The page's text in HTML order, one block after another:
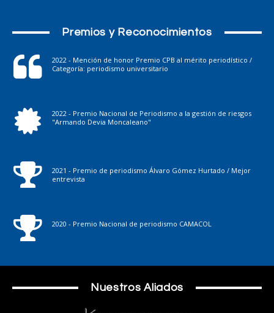
Premios y Reconocimientos
2022 - Mención de honor Premio CPB al mérito periodístico /
Categoría: periodismo universitario
2022 - Premio Nacional de Periodismo a la gestión de riesgos
"Armando Devia Moncaleano"
2021 - Premio de periodismo Álvaro Gómez Hurtado / Mejor
entrevista
2020 - Premio Nacional de periodismo CAMACOL
Nuestros Aliados